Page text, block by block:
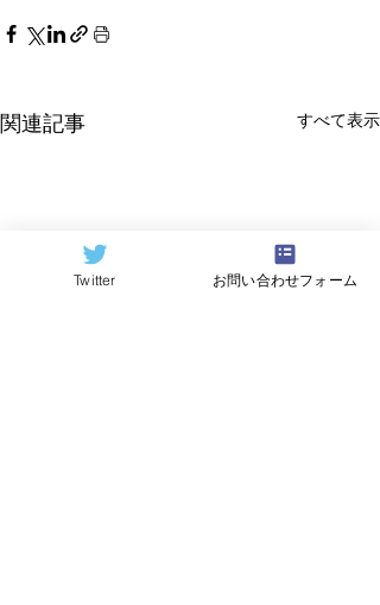
関連記事 すべて表示
Twitter お問い合わせフォーム